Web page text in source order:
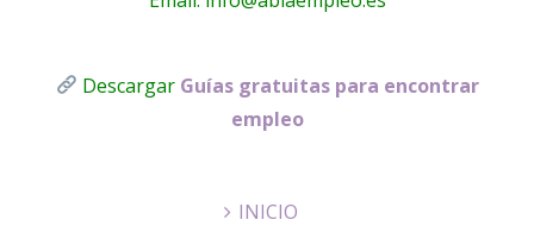
Descargar Guías gratuitas para encontrar
empleo
INICIO